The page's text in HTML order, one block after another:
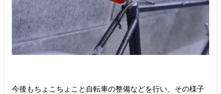
今後もちょこちょこと自転車の整備などを行い、その様子